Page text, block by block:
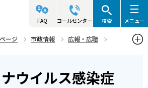
FAQ コールセンター 検索 メニュー
ージ 市政情報
広報・広聴
症の患者発生状況について（39695例目～3
ウイルス感染症